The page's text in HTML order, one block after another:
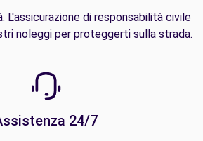
L'assicurazione di responsabilità civile
noleggi per proteggerti sulla strada.
24/7